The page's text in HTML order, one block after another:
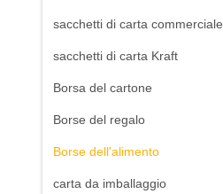
sacchetti di carta commerciale
sacchetti di carta Kraft
Borsa del cartone
Borse del regalo
Borse dell'alimento
carta da imballaggio